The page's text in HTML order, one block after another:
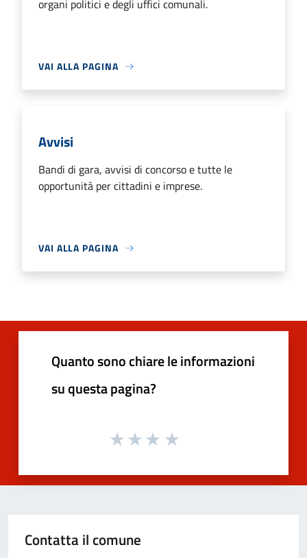
organi politici e degli uffici comunali.
VAI ALLA PAGINA
Avvisi
Bandi di gara, avvisi di concorso e tutte le
opportunità per cittadini e imprese.
VAI ALLA PAGINA
Quanto sono chiare le informazioni
su questa pagina?
Contatta il comune